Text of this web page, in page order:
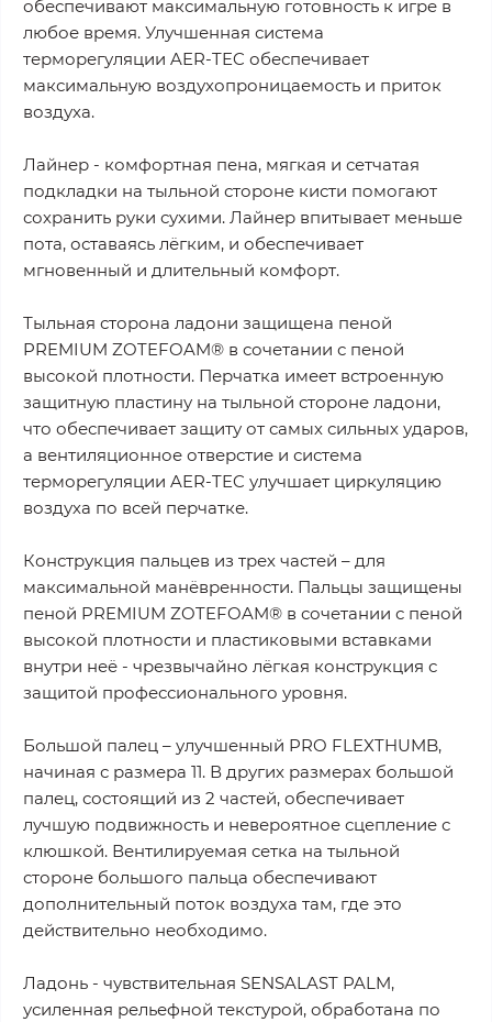
обеспечивают максимальную готовность к игре в
любое время. Улучшенная система
терморегуляции AER-TEC обеспечивает
максимальную воздухопроницаемость и приток
воздуха.
Лайнер - комфортная пена, мягкая и сетчатая
подкладки на тыльной стороне кисти помогают
сохранить руки сухими. Лайнер впитывает меньше
пота, оставаясь лёгким, и обеспечивает
мгновенный и длительный комфорт.
Тыльная сторона ладони защищена пеной
PREMIUM ZOTEFOAM® в сочетании с пеной
высокой плотности. Перчатка имеет встроенную
защитную пластину на тыльной стороне ладони,
что обеспечивает защиту от самых сильных ударов,
а вентиляционное отверстие и система
терморегуляции AER-TEC улучшает циркуляцию
воздуха по всей перчатке.
Конструкция пальцев из трех частей – для
максимальной манёвренности. Пальцы защищены
пеной PREMIUM ZOTEFOAM® в сочетании с пеной
высокой плотности и пластиковыми вставками
внутри неё - чрезвычайно лёгкая конструкция с
защитой профессионального уровня.
Большой палец – улучшенный PRO FLEXTHUMB,
начиная с размера 11. В других размерах большой
палец, состоящий из 2 частей, обеспечивает
лучшую подвижность и невероятное сцепление с
клюшкой. Вентилируемая сетка на тыльной
стороне большого пальца обеспечивают
дополнительный поток воздуха там, где это
действительно необходимо.
Ладонь - чувствительная SENSALAST PALM,
усиленная рельефной текстурой, обработана по